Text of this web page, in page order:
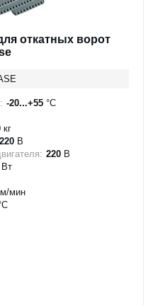
откатных ворот
-20...+55 °C
кг
220 В
220 В
Вт
м/мин